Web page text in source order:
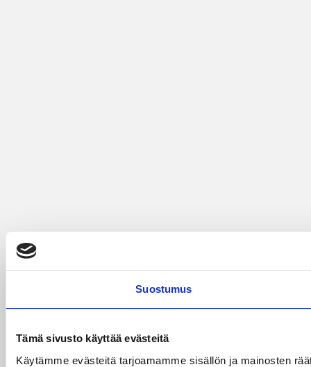
Suostumus
Tämä sivusto käyttää evästeitä
Käytämme evästeitä tarjoamamme sisällön ja mainosten